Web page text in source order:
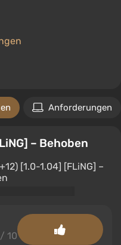
Anforderungen
– Behoben
/ 10